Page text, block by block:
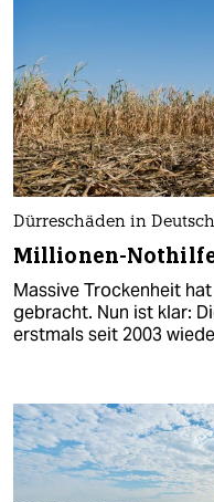
Dürreschäden in
Millionen-
Massive Trockenheit
gebracht. Nun ist klar:
erstmals seit 2003